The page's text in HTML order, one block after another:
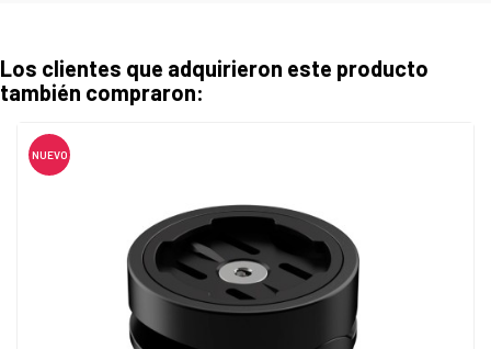
Los clientes que adquirieron este producto
también compraron:
NUEVO